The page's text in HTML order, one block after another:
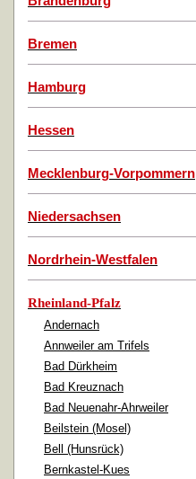
Bremen
Hamburg
Hessen
Mecklenburg-Vorpommern
Niedersachsen
Nordrhein-Westfalen
Rheinland-Pfalz
Andernach
Annweiler am Trifels
Bad Dürkheim
Bad Kreuznach
Bad Neuenahr-Ahrweiler
Beilstein (Mosel)
Bell (Hunsrück)
Bernkastel-Kues